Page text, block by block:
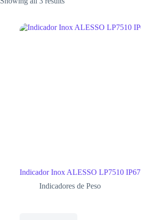
Indicador Inox ALESSO LP7510 IP67
Indicadores de Peso